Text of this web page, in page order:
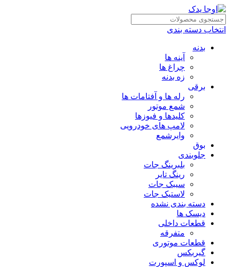
انتخاب دسته بندی
بدنه
آینه ها
چراغ ها
زه بدنه
برقی
رله ها و آفتامات ها
شمع موتور
کلیدها و فیوزها
لامپ های خودرویی
وایرشمع
بوق
جلوبندی
بلبرینگ جات
رینگ تایر
سیبک جات
لاستیک جات
دسته بندی نشده
دیسک ها
قطعات داخلی
متفرقه
قطعات موتوری
گیربکس
لوکس و اسپورت